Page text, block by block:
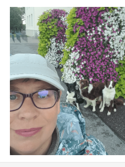
content